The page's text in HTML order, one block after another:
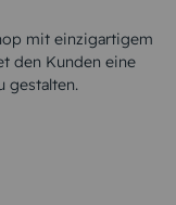
mit einzigartigem
den Kunden eine
gestalten.